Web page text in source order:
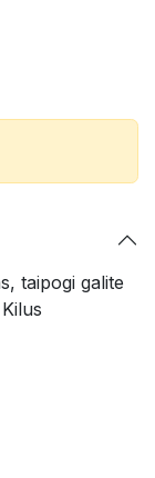
taipogi galite